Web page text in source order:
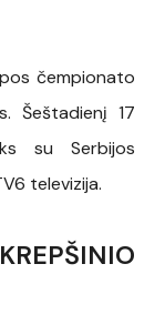
čempionato
Šeštadienį 17
su Serbijos
televizija.